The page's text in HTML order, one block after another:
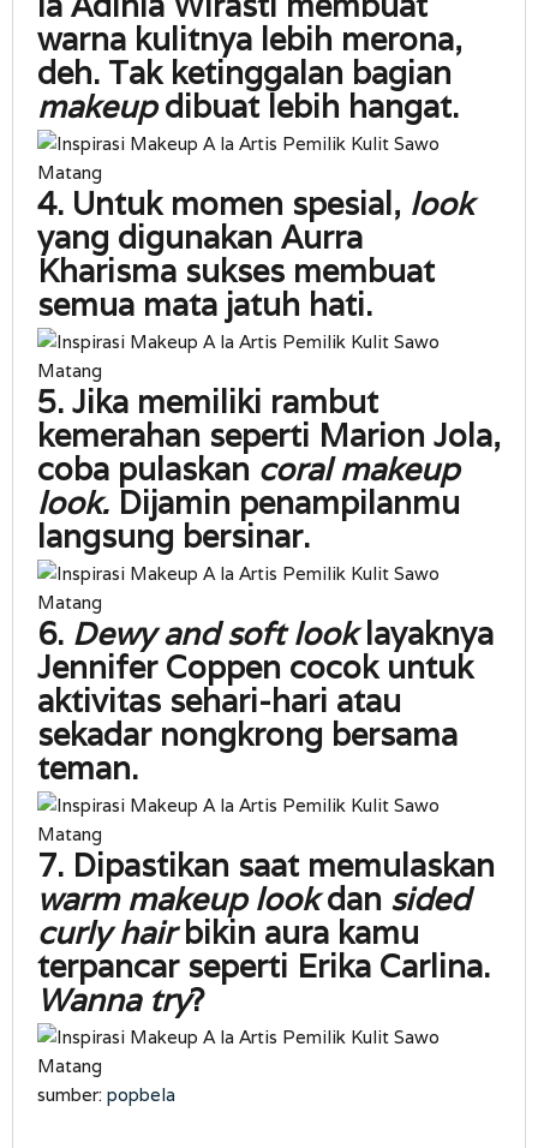
warna kulitnya lebih merona,
deh. Tak ketinggalan bagian
makeupdibuat lebih hangat.
4. Untuk momen spesial, look
yang digunakan Aurra
Kharisma sukses membuat
semua mata jatuh hati.
5. Jika memiliki rambut
kemerahan seperti Marion Jola,
coba pulaskan coral makeup
look. Dijamin penampilanmu
langsung bersinar.
6. Dewy and soft looklayaknya
Jennifer Coppen cocok untuk
aktivitas sehari-hari atau
sekadar nongkrong bersama
teman.
7. Dipastikan saat memulaskan
warm makeup lookdan sided
curly hairbikin aura kamu
terpancar seperti Erika Carlina.
Wanna try?
sumber: popbela